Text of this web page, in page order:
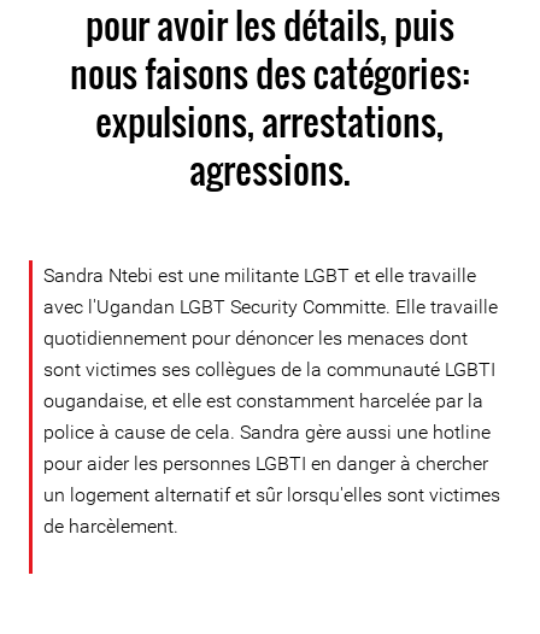
pour avoir les détails, puis
nous faisons des catégories:
expulsions, arrestations,
agressions.
Sandra Ntebi est une militante LGBT et elle travaille
avec l'Ugandan LGBT Security Committe. Elle travaille
quotidiennement pour dénoncer les menaces dont
sont victimes ses collègues de la communauté LGBTI
ougandaise, et elle est constamment harcelée par la
police à cause de cela. Sandra gère aussi une hotline
pour aider les personnes LGBTI en danger à chercher
un logement alternatif et sûr lorsqu'elles sont victimes
de harcèlement.